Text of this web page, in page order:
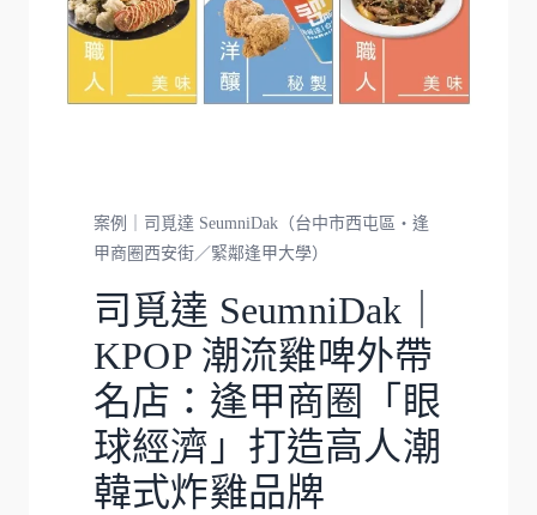
案例｜司覓達 SeumniDak（台中市西屯區・逢
甲商圈西安街／緊鄰逢甲大學）
司覓達 SeumniDak｜
KPOP 潮流雞啤外帶
名店：逢甲商圈「眼
球經濟」打造高人潮
韓式炸雞品牌